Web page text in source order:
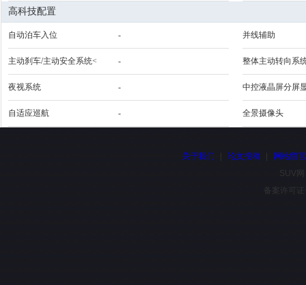
高科技配置
自动泊车入位 - 并线辅助
主动刹车/主动安全系统< - 整体主动转向系
夜视系统 - 中控液晶屏分屏
自适应巡航 - 全景摄像头
关于我们 论文投稿
网站留言
SUV
备案许可